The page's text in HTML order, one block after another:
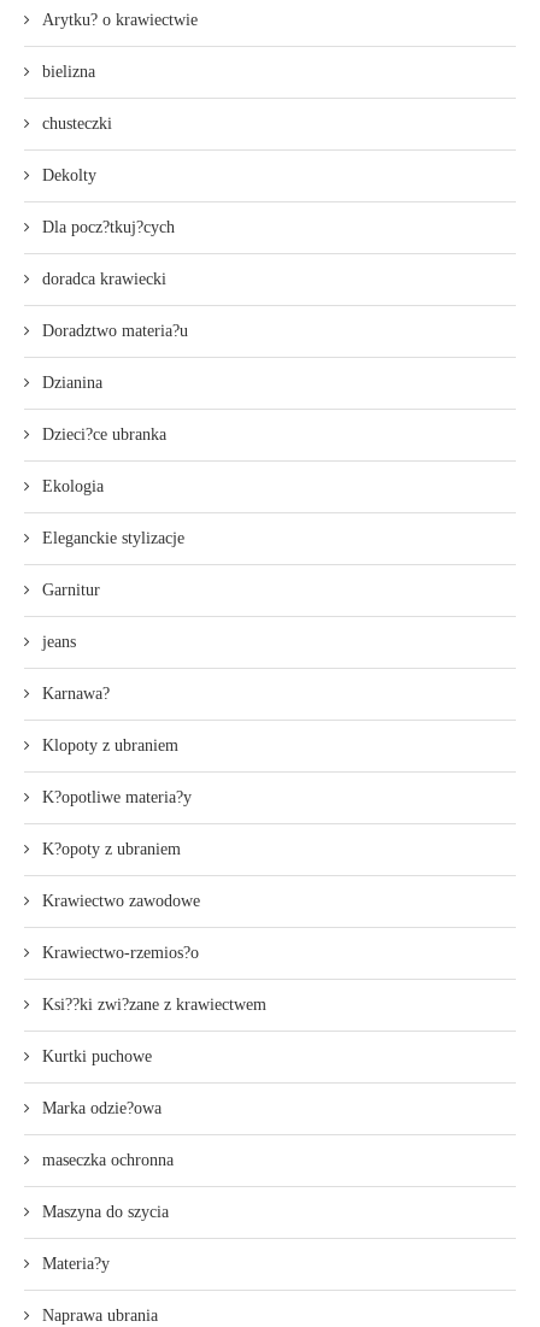
Arytku? o krawiectwie
bielizna
chusteczki
Dekolty
Dla pocz?tkuj?cych
doradca krawiecki
Doradztwo materia?u
Dzianina
Dzieci?ce ubranka
Ekologia
Eleganckie stylizacje
Garnitur
jeans
Karnawa?
Klopoty z ubraniem
K?opotliwe materia?y
K?opoty z ubraniem
Krawiectwo zawodowe
Krawiectwo-rzemios?o
Ksi??ki zwi?zane z krawiectwem
Kurtki puchowe
Marka odzie?owa
maseczka ochronna
Maszyna do szycia
Materia?y
Naprawa ubrania